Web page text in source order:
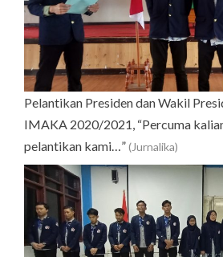
Pelantikan Presiden dan Wakil
IMAKA 2020/2021, “Percuma
pelantikan kami…”(Jurnalika)